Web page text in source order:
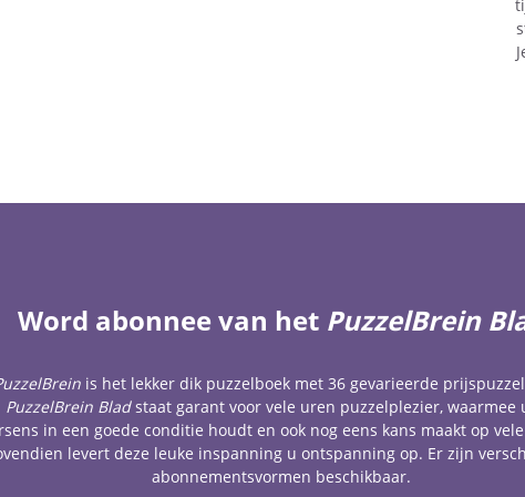
Word abonnee van het PuzzelBrein
is het lekker dik puzzelboek met 36 gevarieerde
PuzzelBrein Bladstaat garant voor vele uren puzzelplezier, waarmee
in een goede conditie houdt en ook nog eens kans maakt op
levert deze leuke inspanning u ontspanning op. Er zijn
abonnementsvormen beschikbaar.